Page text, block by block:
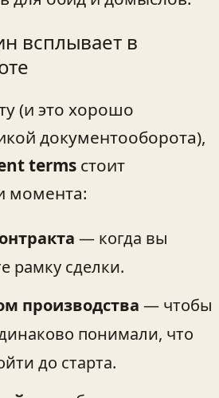
всплывает в
(и это хорошо
документооборота),
terms стоит
момента:
— когда вы
рамку сделки.
производства — чтобы
понимали, что
до старта.